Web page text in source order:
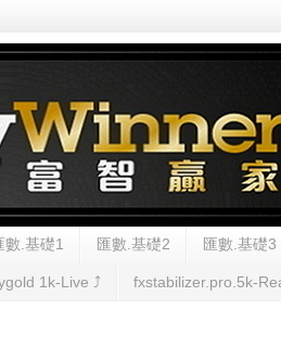
數.基礎1 匯數.基礎2 匯數.基礎3
1k-Live ⤴︎ fxstabilizer.pro.5k-